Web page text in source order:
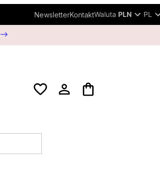
NewsletterKontaktWaluta PLN PL